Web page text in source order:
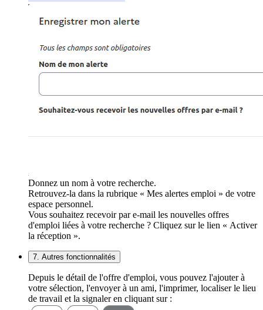
Donnez un nom à votre recherche.
Retrouvez-la dans la rubrique « Mes alertes emploi » de votre
espace personnel.
Vous souhaitez recevoir par e-mail les nouvelles offres
d'emploi liées à votre recherche ? Cliquez sur le lien « Activer
la réception ».
7. Autres fonctionnalités
Depuis le détail de l'offre d'emploi, vous pouvez l'ajouter à
votre sélection, l'envoyer à un ami, l'imprimer, localiser le lieu
de travail et la signaler en cliquant sur :